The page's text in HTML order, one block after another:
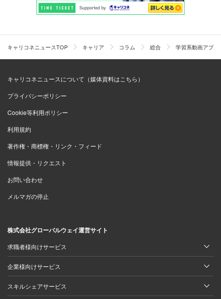
キャリコネニュースTOP キャリア コラム 総合 学習系動画アプ
キャリコネニュースについて（媒体資料はこちら）
プライバシーポリシー
Cookie等利用ポリシー
利用規約
著作権・商標権・リンク・フィード
情報提供・リクエスト
お問い合わせ
メルマガの停止
株式会社グローバルウェイ運営サイト
求職者様向けサービス
企業様向けサービス
スキルシェアサービス